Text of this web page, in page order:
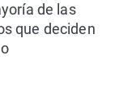
de las
que deciden